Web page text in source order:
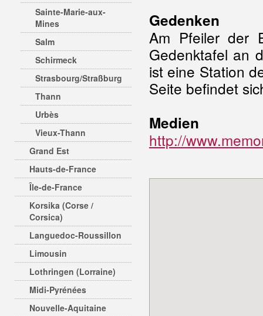
Sainte-Marie-aux-
Mines
Salm
Schirmeck
Strasbourg/Straßburg
Thann
Urbès
Vieux-Thann
Grand Est
Hauts-de-France
Île-de-France
Korsika (Corse /
Corsica)
Languedoc-Roussillon
Limousin
Lothringen (Lorraine)
Midi-Pyrénées
Nouvelle-Aquitaine
Gedenken
Am Pfeiler der
Gedenktafel an
ist eine Station
Seite befindet
Medien
http://